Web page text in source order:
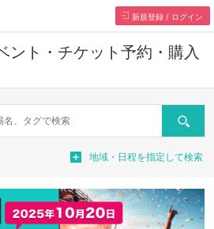
新規登録 / ログイン
ント・チケット予約・購入
検索
地域・日程を指定して検索